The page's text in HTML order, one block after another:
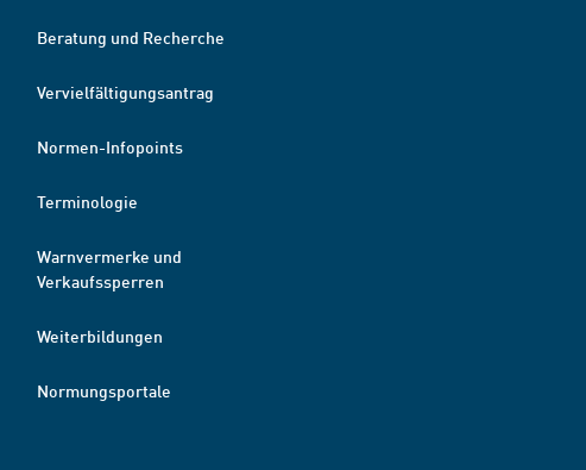
Beratung und Recherche
Vervielfältigungsantrag
Normen-Infopoints
Terminologie
Warnvermerke und
Verkaufssperren
Weiterbildungen
Normungsportale